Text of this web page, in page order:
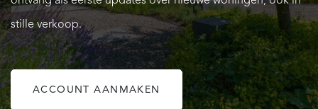
gebruiken.
De boerderij en schuur zijn beide een gemeentelijk
stille verkoop.
ACCOUNT AANMAKEN